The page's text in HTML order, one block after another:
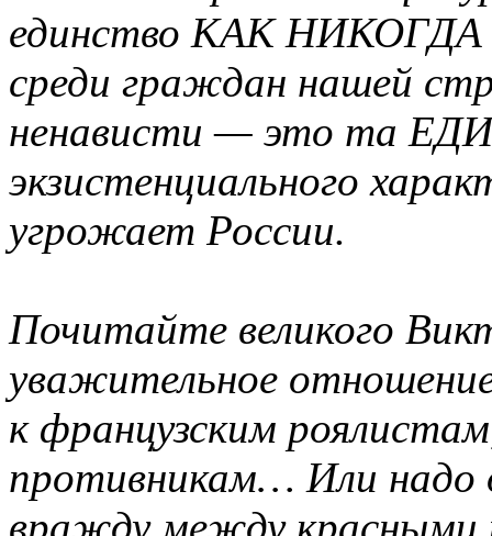
единство КАК
среди граждан нашей
ненависти — это та
экзистенциального
угрожает России.
Почитайте великого
уважительное
к французским
противникам… Или надо
вражду между красными